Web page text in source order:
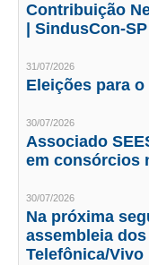
PISO SALARIAL
OPORTUNIDADES
APRESENTAÇÃO
EMPREGO E ESTÁGIO
CARREIRA
AUTÔNOMOS E
Contribuição
| SindusCon-
31/07/2026
Eleições para o
30/07/2026
Associado
em consórcios
30/07/2026
Na próxima
assembleia
Telefônica/Vivo